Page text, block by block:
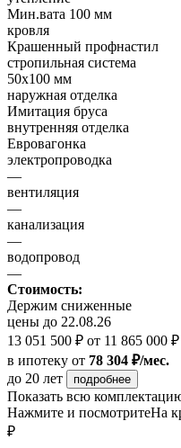
Мин.вата 100 мм
кровля
Крашенный профнастил
стропильная система
50х100 мм
наружная отделка
Имитация бруса
внутренняя отделка
Евровагонка
электропроводка
—
вентиляция
—
канализация
—
водопровод
—
Стоимость:
Держим сниженные
цены до 22.08.26
13 051 500 ₽ от 11 865 000 ₽
в ипотеку от 78 304 ₽/мес.
до 20 лет
подробнее
Показать всю
Нажмите и посмотритеНа
₽